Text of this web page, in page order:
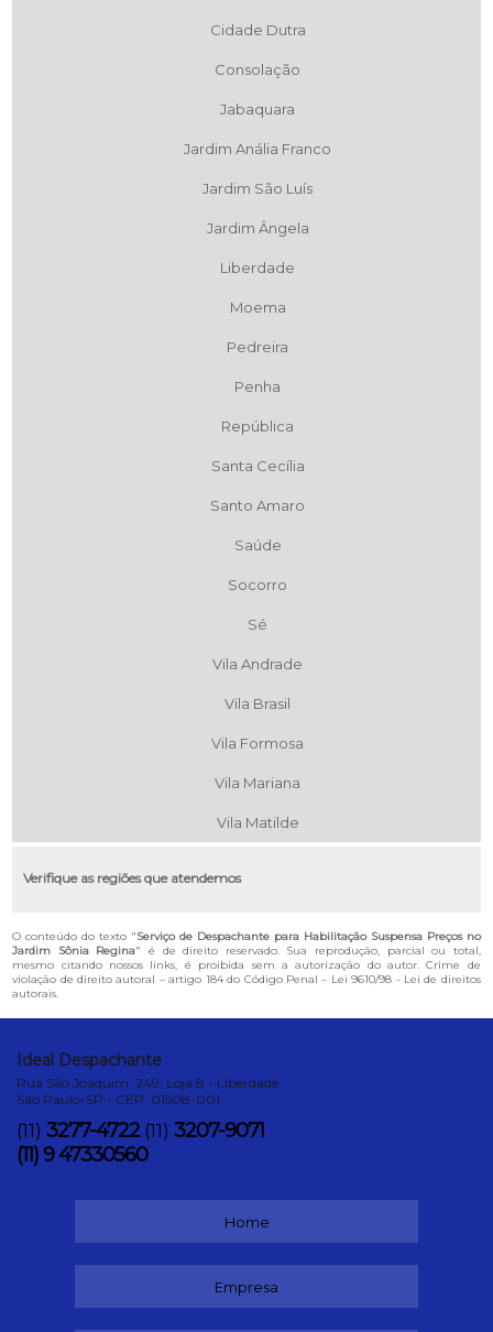
Cidade Dutra
Consolação
Jabaquara
Jardim Anália Franco
Jardim São Luís
Jardim Ângela
Liberdade
Moema
Pedreira
Penha
República
Santa Cecília
Santo Amaro
Saúde
Socorro
Sé
Vila Andrade
Vila Brasil
Vila Formosa
Vila Mariana
Vila Matilde
Verifique as regiões que atendemos
O conteúdo do texto "Serviço de Despachante para Habilitação Suspensa Preços no
Jardim Sônia Regina" é de direito reservado. Sua reprodução, parcial ou total,
mesmo citando nossos links, é proibida sem a autorização do autor. Crime de
violação de direito autoral – artigo 184 do Código Penal – Lei 9610/98 - Lei de direitos
autorais.
Ideal Despachante
Rua São Joaquim, 249, Loja:8 - Liberdade
São Paulo-SP - CEP: 01508-001
(11) 3277-4722 (11) 3207-9071
(11) 9 47330560
Home
Empresa